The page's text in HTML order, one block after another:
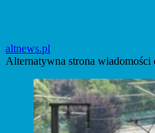
altnews.pl
Alternatywna strona